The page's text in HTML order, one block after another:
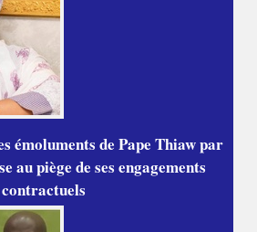
émoluments de Pape Thiaw par
au piège de ses engagements
contractuels